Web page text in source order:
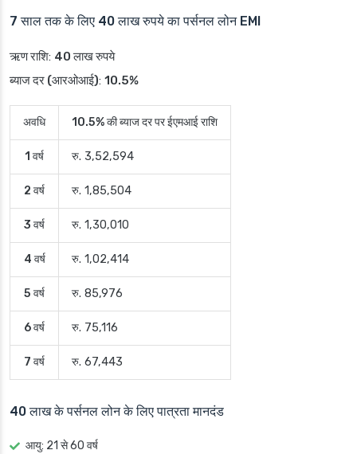
7 साल तक के लिए 40 लाख रुपये का पर्सनल लोन EMI
ऋण राशि: 40 लाख रुपये
ब्याज दर (आरओआई): 10.5%
अवधि 10.5% की ब्याज दर पर ईएमआई राशि
1 वर्ष रु. 3,52,594
2 वर्ष रु. 1,85,504
3 वर्ष रु. 1,30,010
4 वर्ष रु. 1,02,414
5 वर्ष रु. 85,976
6 वर्ष रु. 75,116
7 वर्ष रु. 67,443
40 लाख के पर्सनल लोन के लिए पात्रता मानदंड
आयु: 21 से 60 वर्ष